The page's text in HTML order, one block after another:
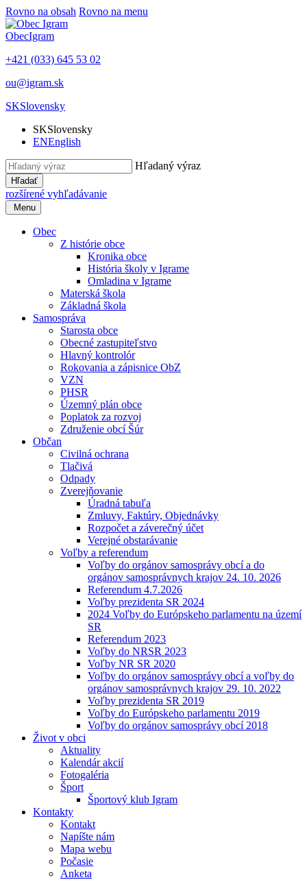
Rovno na obsah Rovno na menu
ObecIgram
+421 (033) 645 53 02
ou@igram.sk
SKSlovensky
SKSlovensky
ENEnglish
Hľadaný výraz
Hľadať
rozšírené vyhľadávanie
Menu
Obec
Z histórie obce
Kronika obce
História školy v Igrame
Omladina v Igrame
Materská škola
Základná škola
Samospráva
Starosta obce
Obecné zastupiteľstvo
Hlavný kontrolór
Rokovania a zápisnice ObZ
VZN
PHSR
Územný plán obce
Poplatok za rozvoj
Združenie obcí Šúr
Občan
Civilná ochrana
Tlačivá
Odpady
Zverejňovanie
Úradná tabuľa
Zmluvy, Faktúry, Objednávky
Rozpočet a záverečný účet
Verejné obstarávanie
Voľby a referendum
Voľby do orgánov samosprávy obcí a do
orgánov samosprávnych krajov 24. 10. 2026
Referendum 4.7.2026
Voľby prezidenta SR 2024
2024 Voľby do Európskeho parlamentu na území
SR
Referendum 2023
Voľby do NRSR 2023
Voľby NR SR 2020
Voľby do orgánov samosprávy obcí a voľby do
orgánov samosprávnych krajov 29. 10. 2022
Voľby prezidenta SR 2019
Voľby do Európskeho parlamentu 2019
Voľby do orgánov samosprávy obcí 2018
Život v obci
Aktuality
Kalendár akcií
Fotogaléria
Šport
Športový klub Igram
Kontakty
Kontakt
Napíšte nám
Mapa webu
Počasie
Anketa